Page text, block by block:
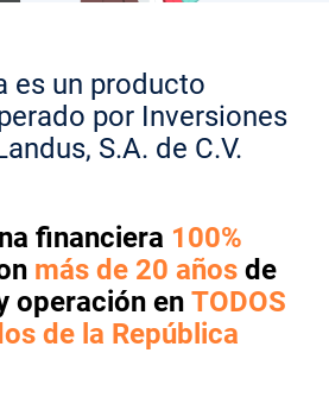
es un producto
por Inversiones
S.A. de C.V.
financiera 100%
más de 20 años de
operación en TODOS
de la República